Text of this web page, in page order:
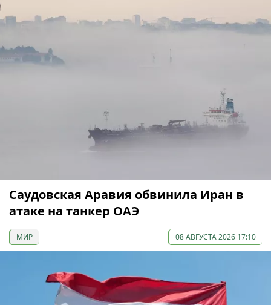
Саудовская Аравия обвинила Иран в
атаке на танкер ОАЭ
МИР 08 АВГУСТА 2026 17:10